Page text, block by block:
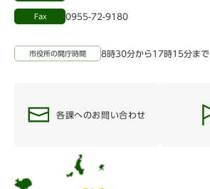
Fax 0955-72-9180
市役所の開庁時間 8時30分から17時15分まで
各課へのお問い合わせ